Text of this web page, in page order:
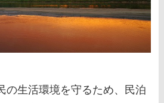
の生活環境を守るため、民泊